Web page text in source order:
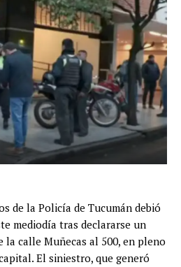
de la Policía de Tucumán debió
mediodía tras declararse un
la calle Muñecas al 500, en pleno
El siniestro, que generó